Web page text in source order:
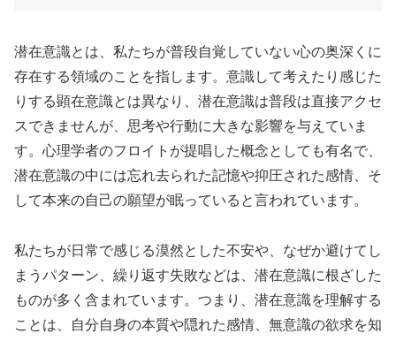
潜在意識とは、私たちが普段自覚していない心の奥深くに
存在する領域のことを指します。意識して考えたり感じた
りする顕在意識とは異なり、潜在意識は普段は直接アクセ
スできませんが、思考や行動に大きな影響を与えていま
す。心理学者のフロイトが提唱した概念としても有名で、
潜在意識の中には忘れ去られた記憶や抑圧された感情、そ
して本来の自己の願望が眠っていると言われています。
私たちが日常で感じる漠然とした不安や、なぜか避けてし
まうパターン、繰り返す失敗などは、潜在意識に根ざした
ものが多く含まれています。つまり、潜在意識を理解する
ことは、自分自身の本質や隠れた感情、無意識の欲求を知